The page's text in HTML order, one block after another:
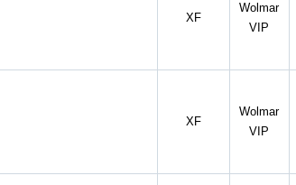
XF
Wolmar
VIP
XF
Wolmar
VIP